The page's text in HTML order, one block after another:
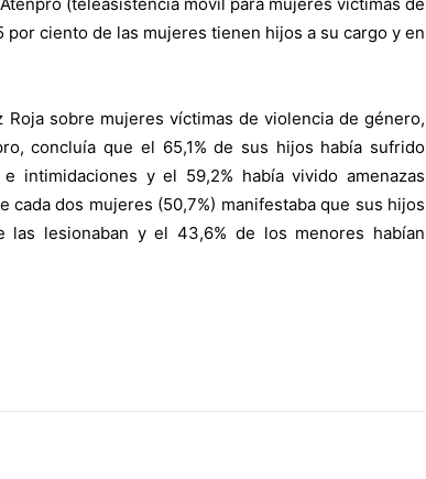
ciento de las mujeres tienen hijos a su cargo y en
sobre mujeres víctimas de violencia de género,
concluía que el 65,1% de sus hijos había sufrido
intimidaciones y el 59,2% había vivido amenazas
cada dos mujeres (50,7%) manifestaba que sus hijos
las lesionaban y el 43,6% de los menores habían